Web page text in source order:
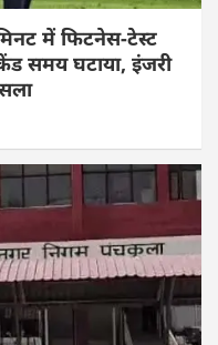
में फिटनेस-टेस्ट
समय घटाया, इंजरी